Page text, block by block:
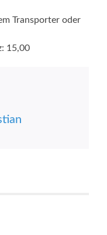
Transporter oder
15,00